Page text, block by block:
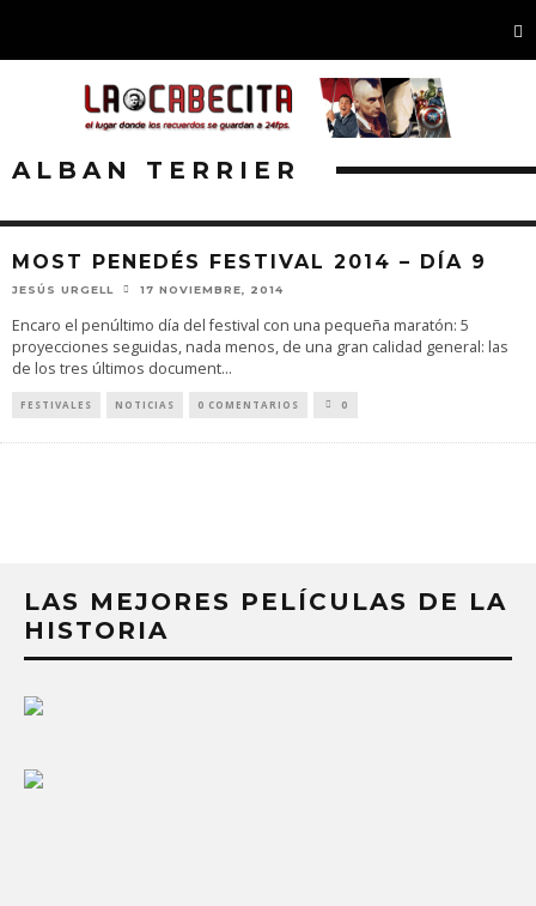
ALBAN TERRIER
MOST PENEDÉS FESTIVAL 2014 – DÍA 9
JESÚS URGELL 17 NOVIEMBRE, 2014
Encaro el penúltimo día del festival con una pequeña maratón: 5
proyecciones seguidas, nada menos, de una gran calidad general: las
de los tres últimos document...
FESTIVALES NOTICIAS 0 COMENTARIOS 0
LAS MEJORES PELÍCULAS DE LA
HISTORIA